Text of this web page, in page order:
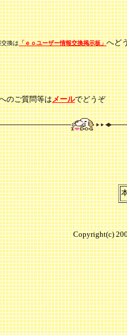
交換は「ｅｏユーザー情報交換掲示板」へど
のご質問等はメールでどうぞ
Copyright(c)